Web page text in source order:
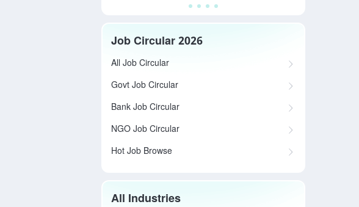
Job Circular 2026
All Job Circular
Govt Job Circular
Bank Job Circular
NGO Job Circular
Hot Job Browse
All Industries